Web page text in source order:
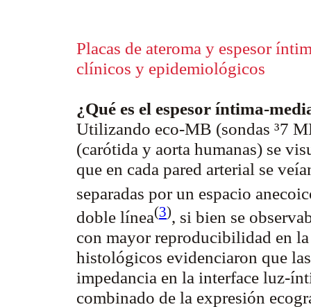
Placas de ateroma y espesor
clínicos y epidemiológicos
¿Qué es el espesor íntima-
Utilizando eco-MB (sondas ³7
(carótida y aorta humanas) se
que en cada pared arterial se
separadas por un espacio
doble línea(3), si bien se
con mayor reproducibilidad en
histológicos evidenciaron que
impedancia en la interface luz-
combinado de la expresión